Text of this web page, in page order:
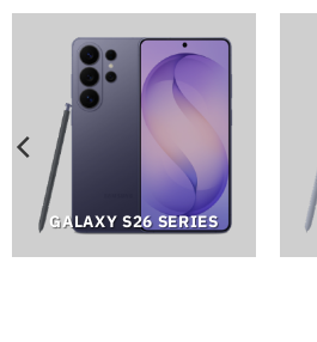
GALAXY S26 SERIES